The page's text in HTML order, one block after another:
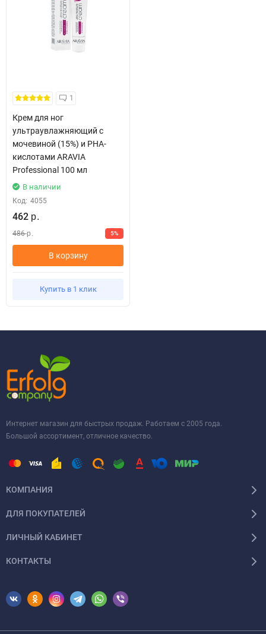
1
Крем для ног
ультраувлажняющий с
мочевиной (15%) и PHA-
кислотами ARAVIA
Professional 100 мл
В наличии
Код: 4055
462 р.
486р. 5%
В корзину
Купить в 1 клик
Интернет магазин для быстрых продаж. Работаем с 2005 года.
Большой ассортимент, отличное качество.
КОМПАНИЯ
ДЛЯ ПОКУПАТЕЛЕЙ
ЛИЧНЫЙ КАБИНЕТ
КОНТАКТЫ